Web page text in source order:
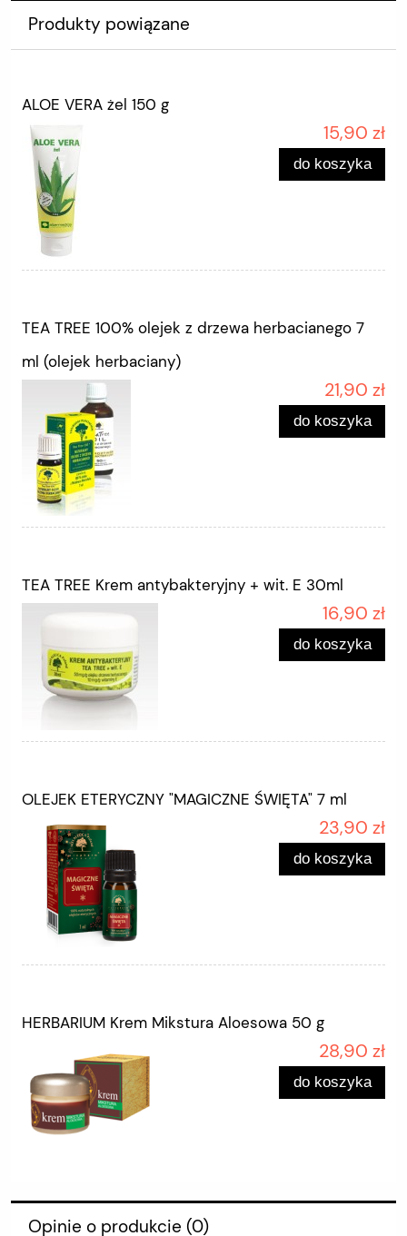
Produkty powiązane
ALOE VERA żel 150 g
15,90 zł
do koszyka
TEA TREE 100% olejek z drzewa herbacianego 7
ml (olejek herbaciany)
21,90 zł
do koszyka
TEA TREE Krem antybakteryjny + wit. E 30ml
16,90 zł
do koszyka
OLEJEK ETERYCZNY "MAGICZNE ŚWIĘTA" 7 ml
23,90 zł
do koszyka
HERBARIUM Krem Mikstura Aloesowa 50 g
28,90 zł
do koszyka
Opinie o produkcie (0)